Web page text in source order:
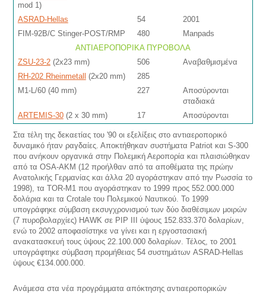
mod 1)
ASRAD-Hellas 54
2001
FIM-92B/C Stinger-POST/RMP
480
Manpads
ΑΝΤΙΑΕΡΟΠΟΡΙΚΑ ΠΥΡΟΒΟΛΑ
ZSU-23-2(2x23 mm) 506
Αναβαθμισμένα
RH-202 Rheinmetall (2x20 mm)
285
M1-L/60 (40 mm)
227
Αποσύρονται
σταδιακά
ARTEMIS-30(2 x 30 mm) 17 Αποσύρονται
Στα τέλη της δεκαετίας του '90 οι εξελίξεις στο αντιαεροπορικό
δυναμικό ήταν ραγδαίες. Αποκτήθηκαν συστήματα Patriot και S-300
που ανήκουν οργανικά στην Πολεμική Αεροπορία και πλαισιώθηκαν
από τα OSA-AKM (12 προήλθαν από τα αποθέματα της πρώην
Ανατολικής Γερμανίας και άλλα 20 αγοράστηκαν από την Ρωσσία το
1998), τα TOR-M1 που αγοράστηκαν το 1999 προς 552.000.000
δολάρια και τα Crotale του Πολεμικού Ναυτικού. Το 1999
υπογράφηκε σύμβαση εκσυγχρονισμού των δύο διαθέσιμων μοιρών
(7 πυροβολαρχίες) HAWK σε PIP III ύψους 152.833.370 δολαρίων,
ενώ το 2002 αποφασίστηκε να γίνει και η εργοστασιακή
ανακατασκευή τους ύψους 22.100.000 δολαρίων. Τέλος, το 2001
υπογράφτηκε σύμβαση προμήθειας 54 συστημάτων ASRAD-Hellas
ύψους €134.000.000.
Ανάμεσα στα νέα προγράμματα απόκτησης αντιαεροπορικών